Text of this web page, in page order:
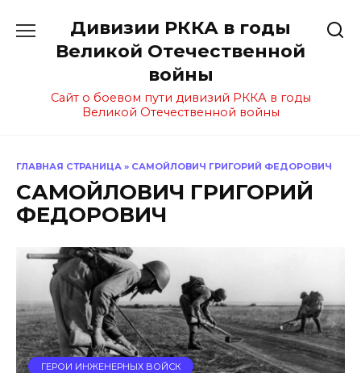
содержанию
Дивизии РККА в годы
Великой Отечественной
войны
Сайт о боевом пути дивизий РККА в годы
Великой Отечественной войны
ГЛАВНАЯ СТРАНИЦА » САМОЙЛОВИЧ ГРИГОРИЙ ФЕДОРОВИЧ
САМОЙЛОВИЧ ГРИГОРИЙ
ФЕДОРОВИЧ
ГЕРОИ ИНЖЕНЕРНЫХ ВОЙСК